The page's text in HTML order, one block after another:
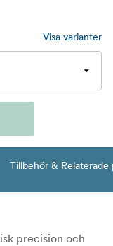
Visa varianter
Tillbehör & Relaterade
precision och